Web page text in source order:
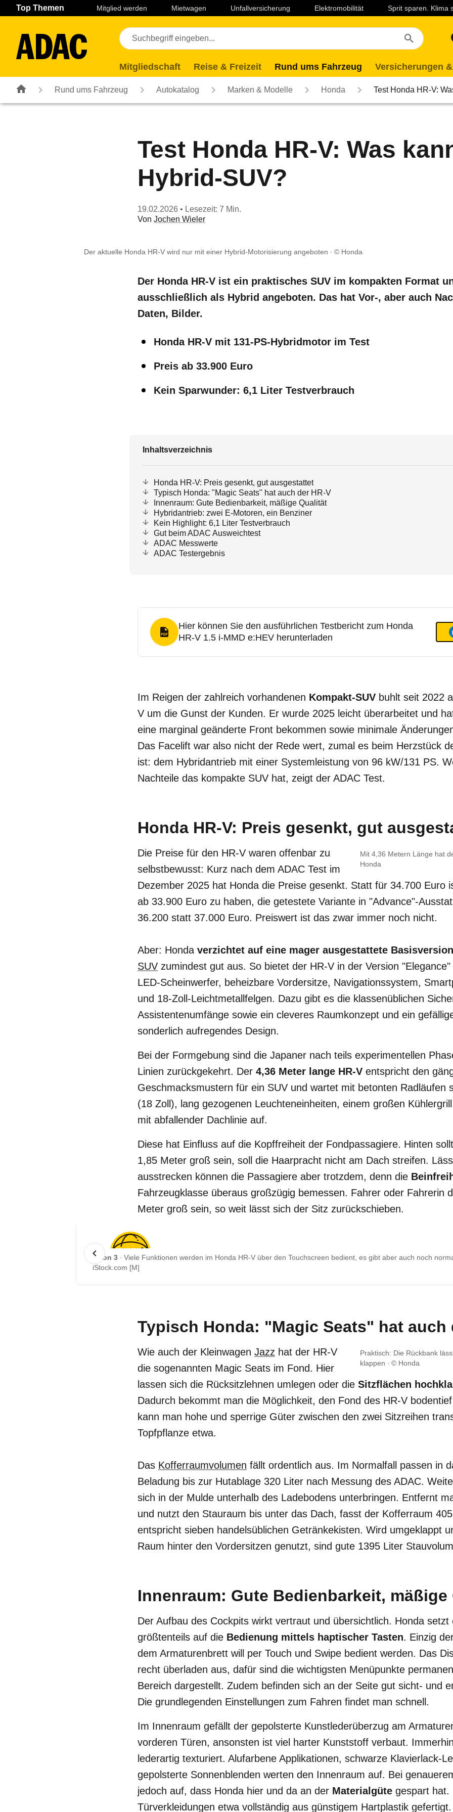
Navigation Seiteninhalt Fußzeile
Top Themen Mitglied werden Mietwagen Unfallversicherung Elektromobilität Sprit sparen. Klima
Mitgliedschaft Reise & Freizeit Rund ums Fahrzeug Versicherungen
Rund ums Fahrzeug Autokatalog Marken & Modelle Honda Test Honda HR-V:
Test Honda HR-V: Was
Hybrid-SUV?
19.02.2026 • Lesezeit: 7 Min.
Von Jochen Wieler
Der aktuelle Honda HR-V wird nur mit einer Hybrid-Motorisierung angeboten © Honda
Der Honda HR-V ist ein praktisches SUV im kompakten Format
ausschließlich als Hybrid angeboten. Das hat Vor-, aber auch
Daten, Bilder.
Honda HR-V mit 131-PS-Hybridmotor im Test
Preis ab 33.900 Euro
Kein Sparwunder: 6,1 Liter Testverbrauch
Inhaltsverzeichnis
Honda HR-V: Preis gesenkt, gut ausgestattet
Typisch Honda: "Magic Seats" hat auch der HR-V
Innenraum: Gute Bedienbarkeit, mäßige Qualität
Hybridantrieb: zwei E-Motoren, ein Benziner
Kein Highlight: 6,1 Liter Testverbrauch
Gut beim ADAC Ausweichtest
ADAC Messwerte
ADAC Testergebnis
PDF Format
Hier können Sie den ausführlichen Testbericht zum Honda
HR-V 1.5 i-MMD e:HEV herunterladen
Im Reigen der zahlreich vorhandenen Kompakt-SUV buhlt seit 2022
V um die Gunst der Kunden. Er wurde 2025 leicht überarbeitet und
eine marginal geänderte Front bekommen sowie minimale
Das Facelift war also nicht der Rede wert, zumal es beim Herzstück
ist: dem Hybridantrieb mit einer Systemleistung von 96 kW/131 PS.
Nachteile das kompakte SUV hat, zeigt der ADAC Test.
Honda HR-V: Preis gesenkt, gut
Mit 4,36 Metern Länge hat
Honda
Die Preise für den HR-V waren offenbar zu
selbstbewusst: Kurz nach dem ADAC Test im
Dezember 2025 hat Honda die Preise gesenkt. Statt für 34.700 Euro
ab 33.900 Euro zu haben, die getestete Variante in "Advance"-
36.200 statt 37.000 Euro. Preiswert ist das zwar immer noch nicht.
Aber: Honda verzichtet auf eine mager ausgestattete Basisversion
SUV zumindest gut aus. So bietet der HR-V in der Version
LED-Scheinwerfer, beheizbare Vordersitze, Navigationssystem,
und 18-Zoll-Leichtmetallfelgen. Dazu gibt es die klassenüblichen
Assistentenumfänge sowie ein cleveres Raumkonzept und ein
sonderlich aufregendes Design.
Bei der Formgebung sind die Japaner nach teils experimentellen
Linien zurückgekehrt. Der 4,36 Meter lange HR-V entspricht den
Geschmacksmustern für ein SUV und wartet mit betonten Radläufen
(18 Zoll), lang gezogenen Leuchteneinheiten, einem großen
mit abfallender Dachlinie auf.
Diese hat Einfluss auf die Kopffreiheit der Fondpassagiere. Hinten
1,85 Meter groß sein, soll die Haarpracht nicht am Dach streifen.
ausstrecken können die Passagiere aber trotzdem, denn die
Fahrzeugklasse überaus großzügig bemessen. Fahrer oder Fahrerin
Meter groß sein, so weit lässt sich der Sitz zurückschieben.
1 von 3 Viele Funktionen werden im Honda HR-V über den Touchscreen bedient, es gibt aber auch noch
iStock.com [M]
Typisch Honda: "Magic Seats" hat auch
Praktisch: Die Rückbank
klappen
© Honda
Wie auch der Kleinwagen Jazz hat der HR-V
die sogenannten Magic Seats im Fond. Hier
lassen sich die Rücksitzlehnen umlegen oder die Sitzflächen
Dadurch bekommt man die Möglichkeit, den Fond des HR-V
kann man hohe und sperrige Güter zwischen den zwei Sitzreihen
Topfpflanze etwa.
Das Kofferraumvolumen fällt ordentlich aus. Im Normalfall passen in
Beladung bis zur Hutablage 320 Liter nach Messung des ADAC.
sich in der Mulde unterhalb des Ladebodens unterbringen. Entfernt
und nutzt den Stauraum bis unter das Dach, fasst der Kofferraum
entspricht sieben handelsüblichen Getränkekisten. Wird umgeklappt
Raum hinter den Vordersitzen genutzt, sind gute 1395 Liter
Innenraum: Gute Bedienbarkeit, mäßige
Der Aufbau des Cockpits wirkt vertraut und übersichtlich. Honda setzt
größtenteils auf die Bedienung mittels haptischer Tasten. Einzig
dem Armaturenbrett will per Touch und Swipe bedient werden. Das
recht überladen aus, dafür sind die wichtigsten Menüpunkte
Bereich dargestellt. Zudem befinden sich an der Seite gut sicht- und
Die grundlegenden Einstellungen zum Fahren findet man schnell.
Im Innenraum gefällt der gepolsterte Kunstlederüberzug am
vorderen Türen, ansonsten ist viel harter Kunststoff verbaut.
lederartig texturiert. Alufarbene Applikationen, schwarze Klavierlack-
gepolsterte Sonnenblenden werten den Innenraum auf. Bei
jedoch auf, dass Honda hier und da an der Materialgüte gespart hat.
Türverkleidungen etwa vollständig aus günstigem Hartplastik